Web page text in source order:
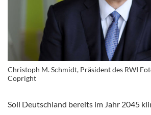
Christoph M. Schmidt, Präsident des RWI
Copright
Soll Deutschland bereits im Jahr 2045